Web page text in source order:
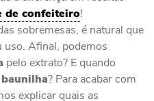
de confeiteiro!
sobremesas, é natural que
uso. Afinal, podemos
pelo extrato? E quando
? Para acabar com
explicar quais as